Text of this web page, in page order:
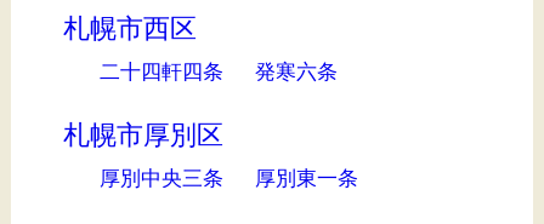
札幌市西区
二十四軒四条 発寒六条
札幌市厚別区
厚別中央三条 厚別東一条